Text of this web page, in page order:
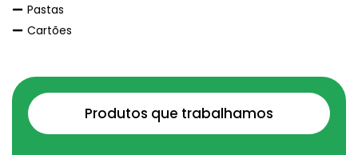
Pastas
Cartões
Produtos que trabalhamos